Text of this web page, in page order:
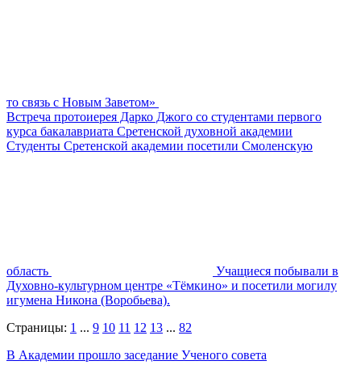
то связь с Новым Заветом»
Встреча протоиерея Дарко Джого со студентами первого
курса бакалавриата Сретенской духовной академии
Студенты Сретенской академии посетили Смоленскую
область
Учащиеся побывали в
Духовно-культурном центре «Тёмкино» и посетили могилу
игумена Никона (Воробьева).
Страницы: 1 ... 9 10 11 12 13 ... 82
В Академии прошло заседание Ученого совета